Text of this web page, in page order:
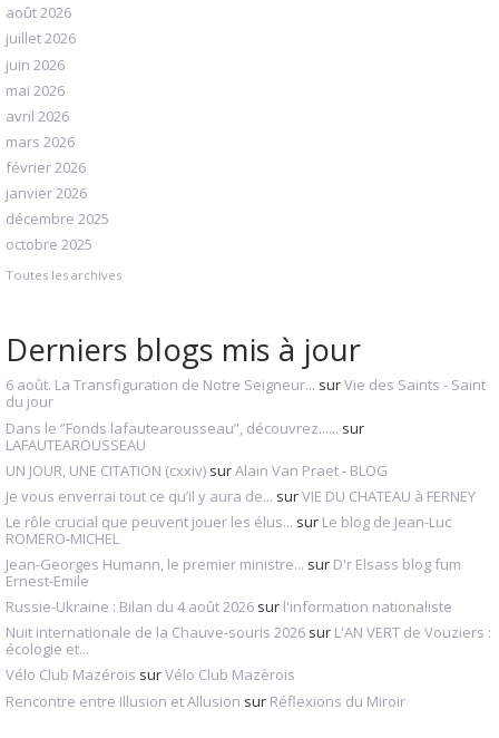
août 2026
juillet 2026
juin 2026
mai 2026
avril 2026
mars 2026
février 2026
janvier 2026
décembre 2025
octobre 2025
Toutes les archives
Derniers blogs mis à jour
6 août. La Transfiguration de Notre Seigneur... surVie des Saints - Saint
du jour
Dans le ”Fonds lafautearousseau”, découvrez...... sur
LAFAUTEAROUSSEAU
UN JOUR, UNE CITATION (cxxiv) surAlain Van Praet - BLOG
Je vous enverrai tout ce qu’il y aura de... surVIE DU CHATEAU à FERNEY
Le rôle crucial que peuvent jouer les élus... sur Le blog de Jean-Luc
ROMERO-MICHEL
Jean-Georges Humann, le premier ministre... sur D'r Elsass blog fum
Ernest-Emile
Russie-Ukraine : Bilan du 4 août 2026 sur l'information nationaliste
Nuit internationale de la Chauve-souris 2026 sur L'AN VERT de Vouziers :
écologie et...
Vélo Club Mazérois surVélo Club Mazèrois
Rencontre entre Illusion et Allusion sur Réflexions du Miroir